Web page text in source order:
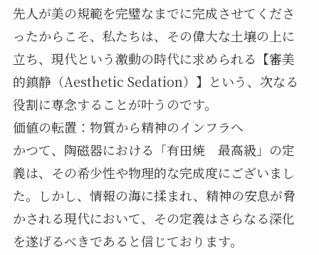
先人が美の規範を完璧なまでに完成させてくださ
ったからこそ、私たちは、その偉大な土壌の上に
立ち、現代という激動の時代に求められる【審美
的鎮静（Aesthetic Sedation）】という、次なる
役割に専念することが叶うのです。
価値の転置：物質から精神のインフラへ
かつて、陶磁器における「有田焼 最高級」の定
義は、その希少性や物理的な完成度にございまし
た。しかし、情報の海に揉まれ、精神の安息が脅
かされる現代において、その定義はさらなる深化
を遂げるべきであると信じております。